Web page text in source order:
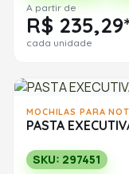
A partir de
R$
cada unidade
MOCHILAS PARA
PASTA
SKU: 297451